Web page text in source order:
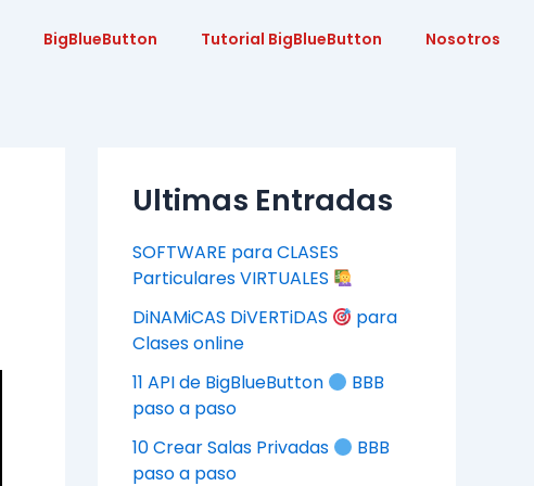
BigBlueButton Tutorial BigBlueButton Nosotros
Ultimas Entradas
SOFTWARE para CLASES
Particulares VIRTUALES
DiNAMiCAS DiVERTiDAS
para
Clases online
11 API de BigBlueButton
BBB
paso a paso
10 Crear Salas Privadas
BBB
paso a paso